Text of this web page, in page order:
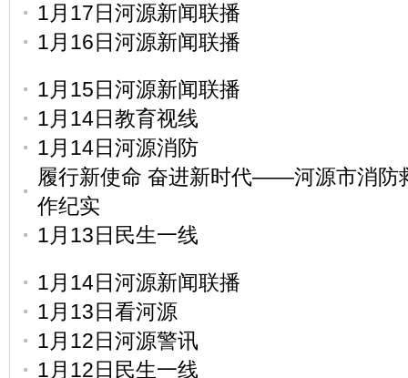
1月17日河源新闻联播
1月16日河源新闻联播
1月15日河源新闻联播
1月14日教育视线
1月14日河源消防
履行新使命 奋进新时代——河源市消防
作纪实
1月13日民生一线
1月14日河源新闻联播
1月13日看河源
1月12日河源警讯
1月12日民生一线